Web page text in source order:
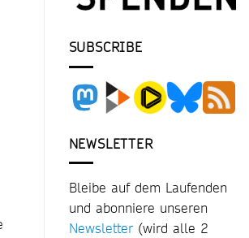
SUBSCRIBE
NEWSLETTER
Bleibe auf dem Laufenden
und abonniere unseren
Newsletter(wird alle 2